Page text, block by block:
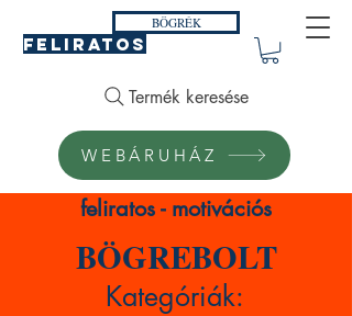
FELIRATOS
BÖGRÉK
Termék keresése
WEBÁRUHÁZ
feliratos - motivációs
BÖGREBOLT
Kategóriák: